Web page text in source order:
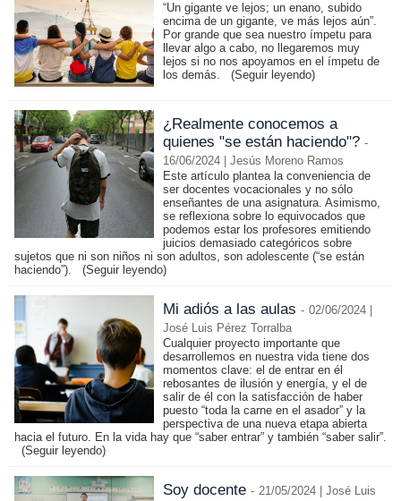
“Un gigante ve lejos; un enano, subido
encima de un gigante, ve más lejos aún”.
Por grande que sea nuestro ímpetu para
llevar algo a cabo, no llegaremos muy
lejos si no nos apoyamos en el ímpetu de
los demás.(Seguir leyendo)
¿Realmente conocemos a
quienes "se están haciendo"? -
16/06/2024 | Jesús Moreno Ramos
Este artículo plantea la conveniencia de
ser docentes vocacionales y no sólo
enseñantes de una asignatura. Asimismo,
se reflexiona sobre lo equivocados que
podemos estar los profesores emitiendo
juicios demasiado categóricos sobre
sujetos que ni son niños ni son adultos, son adolescente (“se están
haciendo”). (Seguir leyendo)
Mi adiós a las aulas - 02/06/2024 |
José Luis Pérez Torralba
Cualquier proyecto importante que
desarrollemos en nuestra vida tiene dos
momentos clave: el de entrar en él
rebosantes de ilusión y energía, y el de
salir de él con la satisfacción de haber
puesto “toda la carne en el asador” y la
perspectiva de una nueva etapa abierta
hacia el futuro. En la vida hay que “saber entrar” y también “saber salir”.
(Seguir leyendo)
Soy docente - 21/05/2024 | José Luis